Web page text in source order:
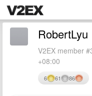
RobertLyu
V2EX member
+08:00
6 61 86